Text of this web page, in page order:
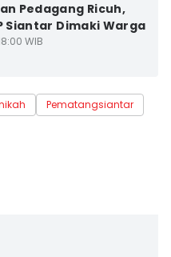
Pedagang Ricuh,
Siantar Dimaki Warga
WIB
Pematangsiantar